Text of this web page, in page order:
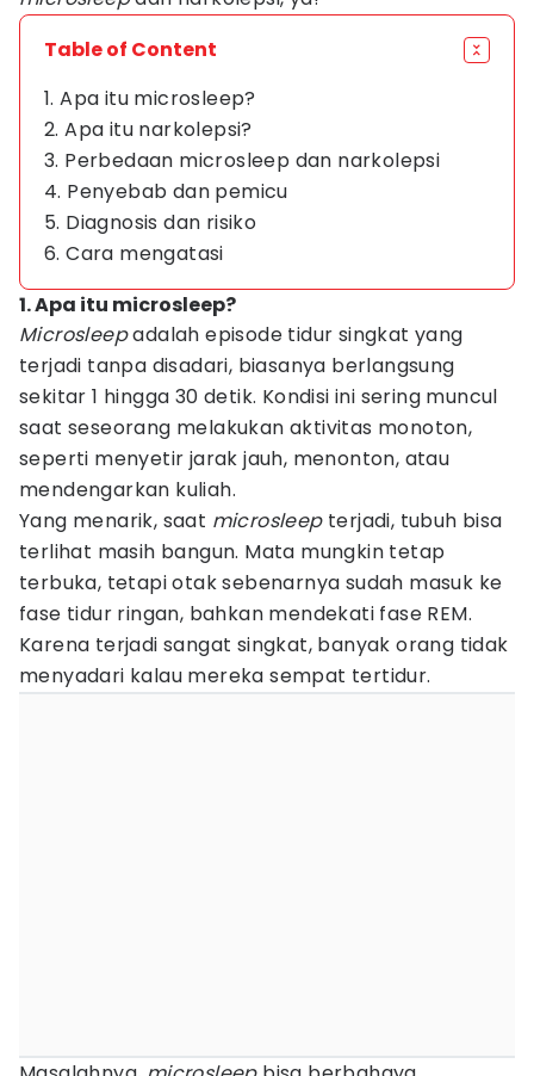
Table of Content
1. Apa itu microsleep?
2. Apa itu narkolepsi?
3. Perbedaan microsleep dan narkolepsi
4. Penyebab dan pemicu
5. Diagnosis dan risiko
6. Cara mengatasi
1. Apa itu microsleep?
Microsleepadalah episode tidur singkat yang
terjadi tanpa disadari, biasanya berlangsung
sekitar 1 hingga 30 detik. Kondisi ini sering muncul
saat seseorang melakukan aktivitas monoton,
seperti menyetir jarak jauh, menonton, atau
mendengarkan kuliah.
Yang menarik, saat microsleepterjadi, tubuh bisa
terlihat masih bangun. Mata mungkin tetap
terbuka, tetapi otak sebenarnya sudah masuk ke
fase tidur ringan, bahkan mendekati fase REM.
Karena terjadi sangat singkat, banyak orang tidak
menyadari kalau mereka sempat tertidur.